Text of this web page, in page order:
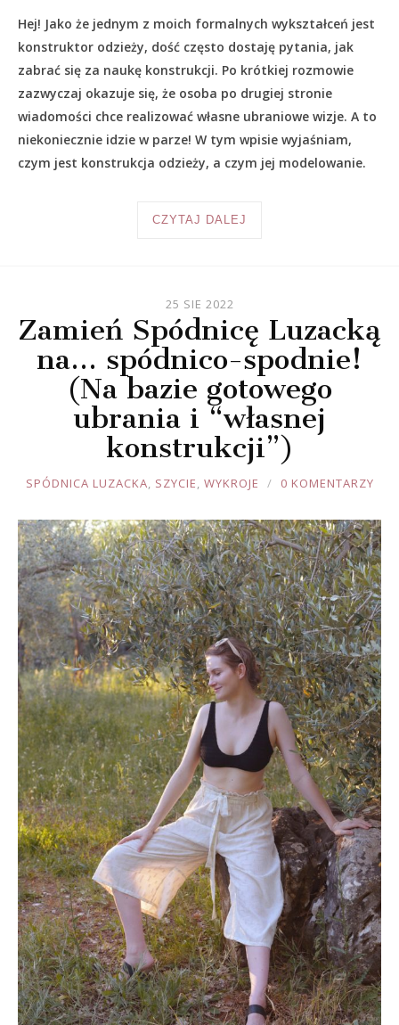
Hej! Jako że jednym z moich formalnych wykształceń jest
konstruktor odzieży, dość często dostaję pytania, jak
zabrać się za naukę konstrukcji. Po krótkiej rozmowie
zazwyczaj okazuje się, że osoba po drugiej stronie
wiadomości chce realizować własne ubraniowe wizje. A to
niekoniecznie idzie w parze! W tym wpisie wyjaśniam,
czym jest konstrukcja odzieży, a czym jej modelowanie.
CZYTAJ DALEJ
25 SIE 2022
Zamień Spódnicę Luzacką
na… spódnico-spodnie!
(Na bazie gotowego
ubrania i “własnej
konstrukcji”)
JOULE
SPÓDNICA LUZACKA, SZYCIE, WYKROJE 0 KOMENTARZY